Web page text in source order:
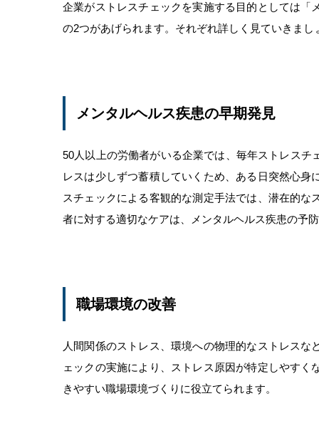
企業がストレスチェックを実施する目的としては
の2つがあげられます。それぞれ詳しく見ていきまし
メンタルヘルス疾患の早期発見
50人以上の労働者がいる企業では、毎年ストレス
レスは少しずつ蓄積していくため、ある日突然心
スチェックによる客観的な測定手法では、潜在的
者に対する適切なケアは、メンタルヘルス疾患の予
職場環境の改善
人間関係のストレス、環境への物理的なストレス
ェックの実施により、ストレス原因が特定しやす
きやすい職場環境づくりに役立てられます。